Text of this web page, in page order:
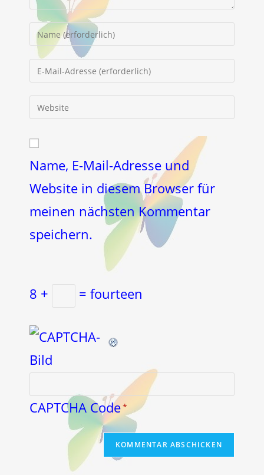
Gib
deinen
Namen
oder
Kommentieren
deine
E-
Mail-
zum
ein
deine
URL
ein
(optional)
Name, E-Mail-Adresse und
Website in diesem Browser für
meinen nächsten Kommentar
speichern.
8 + = fourteen
CAPTCHA Code*